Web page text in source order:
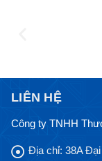
LIÊN HỆ
Công ty TNHH
Địa chỉ: 38A